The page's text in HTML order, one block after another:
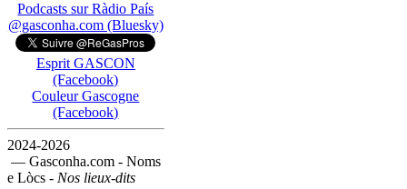
Podcasts sur Ràdio País
@gasconha.com (Bluesky)
Esprit GASCON
(Facebook)
Couleur Gascogne
(Facebook)
2024-2026
— Gasconha.com - Noms
e Lòcs - Nos lieux-dits